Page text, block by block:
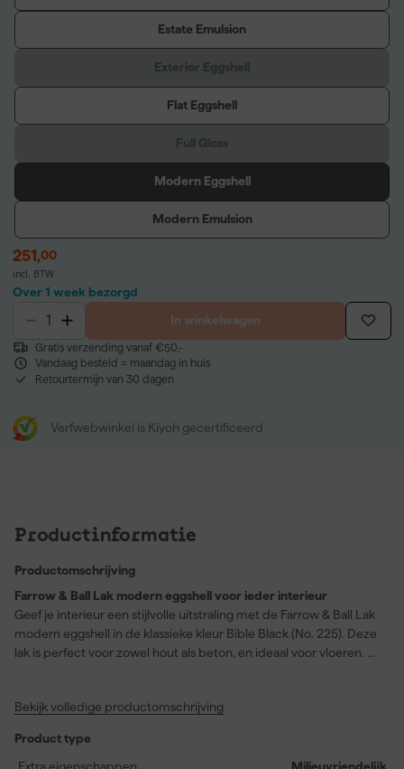
Estate Emulsion
Flat Eggshell
Modern Eggshell
Modern Emulsion
251,00
incl. BTW
Over 1 week bezorgd
In winkelwagen
Gratis verzending vanaf €50,-
Vandaag besteld = maandag in huis
Retourtermijn van 30 dagen
Verfwebwinkel is Kiyoh gecertificeerd
Productinformatie
Productomschrijving
Farrow & Ball Lak modern eggshell voor ieder interieur
Geef je interieur een stijlvolle uitstraling met de Farrow & Ball Lak
modern eggshell in de klassieke kleur Bible Black (No. 225). Deze
lak is perfect voor zowel hout als beton, en ideaal voor vloeren. Of
dekkende kleur en een zijdeglans afwerking, brengt het je ruimte
lak waardoor het makkelijk in onderhoud is. Met een rendement
van 12 vierkante meter per liter en droogtijd van slechts 2 uur, is je
Bekijk volledige productomschrijving
Product type